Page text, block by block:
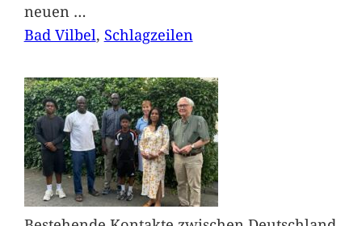
neuen …
Bad Vilbel, Schlagzeilen